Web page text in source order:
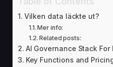
Vilken data läckte ut?
Mer info:
Related posts:
AI Governance Stack For
Key Functions and